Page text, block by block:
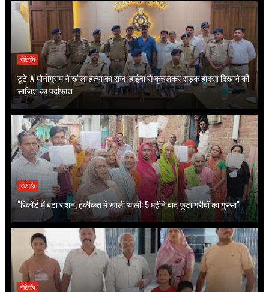
गोटेगाँव
टूटे 'A' मोनोग्राम ने खोला हत्या का राज: हाईवा से कुचलकर सड़क हादसा दिखाने की
साजिश का पर्दाफाश
गोटेगाँव
"रिकॉर्ड में बंटा राशन, हकीकत में खाली थाली; 5 महीने बाद फूटा गरीबों का गुस्सा"
गोटेगाँव